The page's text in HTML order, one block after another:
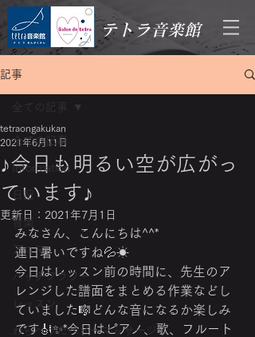
テトラ音楽館
記事
全ての記事
Information
日記
音楽
アロマ
バッチフラワー
レッスン
わらべうたベビーマッサージ
全ての記事
♪今日も明るい空が広がっ
ています♪
tetraongakukan
2021年6月11日
更新日： 2021年7月1日
みなさん、こんにちは^^*
連日暑いですね💦☀
今日はレッスン前の時間に、先生のア
レンジした譜面をまとめる作業などし
ていました🎼どんな音になるか楽しみ
です🎻✨*今日はピアノ、歌、フルート